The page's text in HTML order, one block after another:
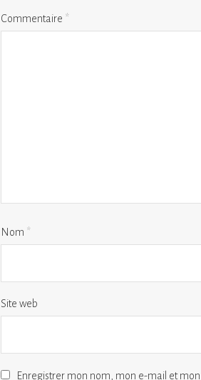
Commentaire *
Nom *
Site web
Enregistrer mon nom, mon e-mail et